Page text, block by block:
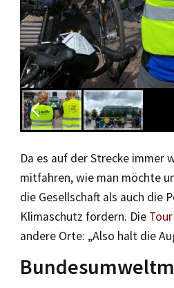
Da es auf der Strecke immer
mitfahren, wie man möchte
die Gesellschaft als auch die
Klimaschutz fordern. Die Tour
andere Orte: „Also halt die